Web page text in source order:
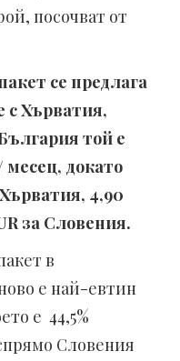
посочват от
се предлага
с Хърватия,
той е
месец, докато
4,90
за Словения.
в
е най-евтин
е 44,5%
Словения